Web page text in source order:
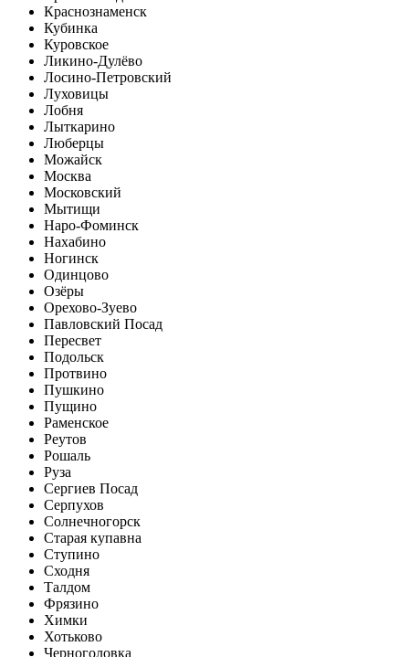
Краснознаменск
Кубинка
Куровское
Ликино-Дулёво
Лосино-Петровский
Луховицы
Лобня
Лыткарино
Люберцы
Можайск
Москва
Московский
Мытищи
Наро-Фоминск
Нахабино
Ногинск
Одинцово
Озёры
Орехово-Зуево
Павловский Посад
Пересвет
Подольск
Протвино
Пушкино
Пущино
Раменское
Реутов
Рошаль
Руза
Сергиев Посад
Серпухов
Солнечногорск
Старая купавна
Ступино
Сходня
Талдом
Фрязино
Химки
Хотьково
Черноголовка